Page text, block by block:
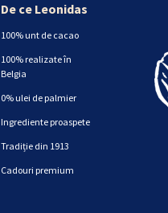
De ce Leonidas
100% unt de cacao
100% realizate în
Belgia
0% ulei de palmier
Ingrediente proaspete
Tradiție din 1913
Cadouri premium